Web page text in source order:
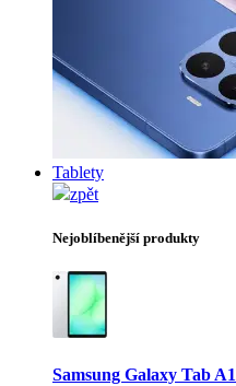
Tablety
zpět
Nejoblíbenější produkty
Samsung Galaxy Tab